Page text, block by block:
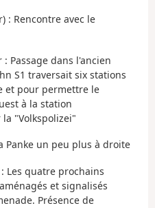
: Rencontre avec le
: Passage dans l'ancien
S1 traversait six stations
et pour permettre le
à la station
"Volkspolizei"
Panke un peu plus à droite
Les quatre prochains
et signalisés
. Présence de